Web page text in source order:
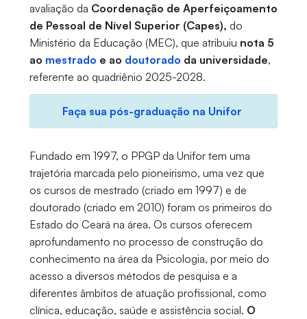
avaliação da Coordenação de Aperfeiçoamento
de Pessoal de Nível Superior (Capes), do
Ministério da Educação (MEC), que atribuiu nota 5
ao mestrado e ao doutorado da universidade,
referente ao quadriênio 2025-2028.
Faça sua pós-graduação na Unifor
Fundado em 1997, o PPGP da Unifor tem uma
trajetória marcada pelo pioneirismo, uma vez que
os cursos de mestrado (criado em 1997) e de
doutorado (criado em 2010) foram os primeiros do
Estado do Ceará na área. Os cursos oferecem
aprofundamento no processo de construção do
conhecimento na área da Psicologia, por meio do
acesso a diversos métodos de pesquisa e a
diferentes âmbitos de atuação profissional, como
clínica, educação, saúde e assistência social. O